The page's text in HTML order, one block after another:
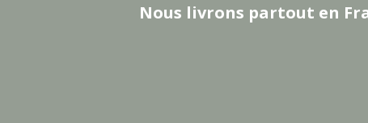
Nous livrons partout en